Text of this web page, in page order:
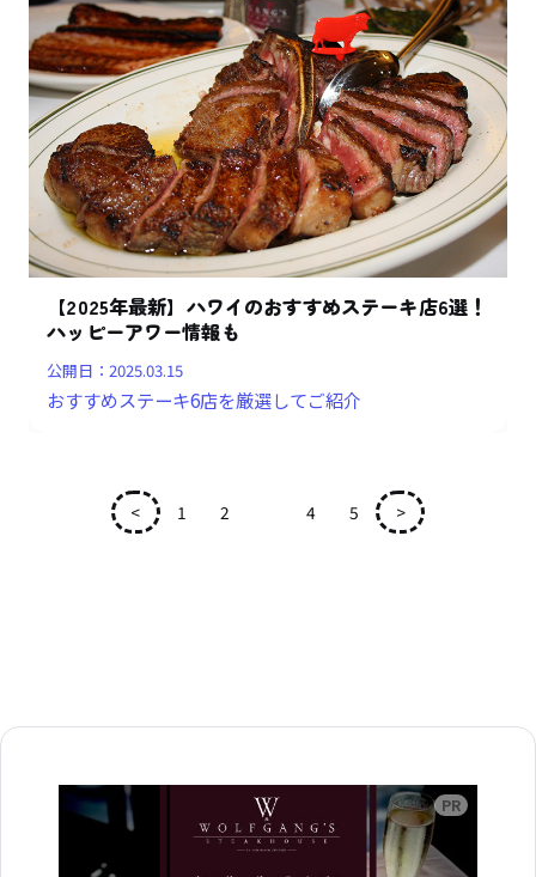
【2025年最新】ハワイのおすすめステーキ店6選！
ハッピーアワー情報も
公開日：2025.03.15
おすすめステーキ6店を厳選してご紹介
< 1 2 4 5 >
広告